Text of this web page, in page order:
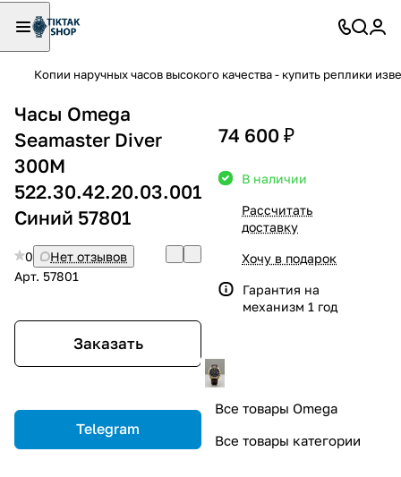
Копии наручных часов высокого качества - купить реплики
Часы Omega
Seamaster Diver
300M
522.30.42.20.03.001
Синий 57801
0
Нет отзывов
Арт. 57801
Заказать
Telegram
74 600 ₽
В наличии
Рассчитать
доставку
Хочу в подарок
Гарантия на
механизм 1 год
Все товары Omega
Все товары категории